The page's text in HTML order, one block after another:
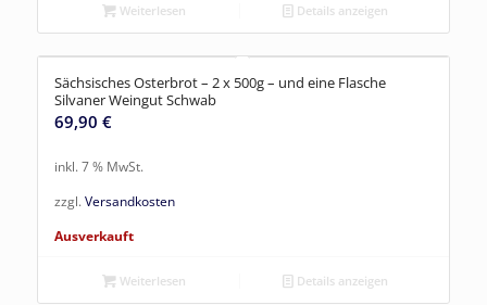
Weiterlesen Details anzeigen
Sächsisches Osterbrot – 2 x 500g – und eine Flasche
Silvaner Weingut Schwab
69,90 €
inkl. 7 % MwSt.
zzgl. Versandkosten
Ausverkauft
Weiterlesen Details anzeigen